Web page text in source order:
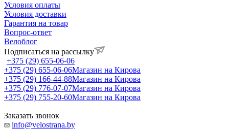
Условия оплаты
Условия доставки
Гарантия на товар
Вопрос-ответ
Велоблог
Подписаться на рассылку
+375 (29) 655-06-06
+375 (29) 655-06-06Магазин на Кирова
+375 (29) 166-44-88Магазин на Кирова
+375 (29) 776-07-07Магазин на Кирова
+375 (29) 755-20-60Магазин на Кирова
Заказать звонок
info@velostrana.by